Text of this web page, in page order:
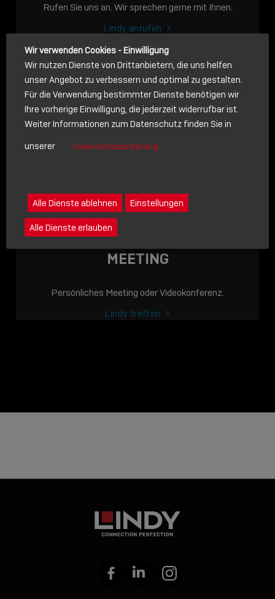
LINDY ACADEMY
JETZT ONLINE
VERFÜGBAR: DIE
LINDY ACADEMY –
WISSEN, DAS
Rufen Sie uns an. Wir sprechen gerne mit Ihnen.
Lindy anrufen
NACHRICHT
Schreiben Sie lieber? Dann schicken Sie uns gerne eine
MEETING
Persönliches Meeting oder Videokonferenz.
Lindy treffen
FacebookLinkedIn Instagram
Wir verwenden Cookies - Einwilligung
Wir nutzen Dienste von Drittanbietern, die uns helfen
unser Angebot zu verbessern und optimal zu gestalten.
Für die Verwendung bestimmter Dienste benötigen wir
Ihre vorherige Einwilligung, die jederzeit widerrufbar ist.
Weiter Informationen zum Datenschutz finden Sie in
unserer
Datenschutzerklärung
Alle Dienste ablehnen Einstellungen
Alle Dienste erlauben